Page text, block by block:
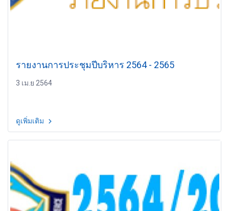
รายงานการประชุมปีบริหาร 2564 - 2565
3 เม.ย 2564
ดูเพิ่มเติม